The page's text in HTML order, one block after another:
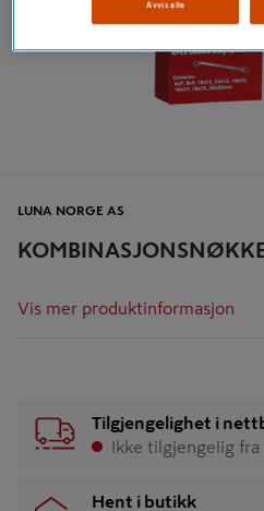
LUNA NORGE AS
Vis mer produktinformasjon
Tilgjengelighet i
Ikke tilgjengelig
Hent i butikk
Avvis alle